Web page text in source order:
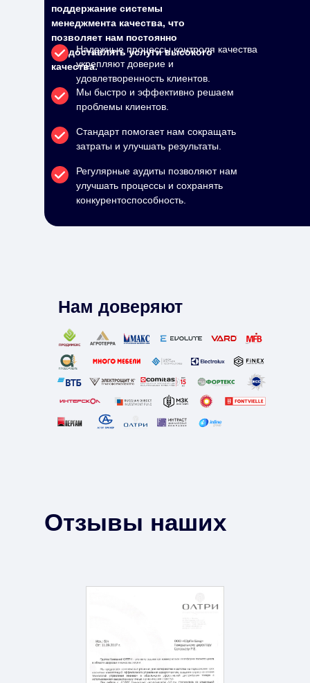
поддержание системы
менеджмента качества, что
позволяет нам постоянно
предоставлять услуги высокого
качества.
Надежные процессы контроля качества
укрепляют доверие и
удовлетворенность клиентов.
Мы быстро и эффективно решаем
проблемы клиентов.
Стандарт помогает нам сокращать
затраты и улучшать результаты.
Регулярные аудиты позволяют нам
улучшать процессы и сохранять
конкурентоспособность.
Нам доверяют
Отзывы наших